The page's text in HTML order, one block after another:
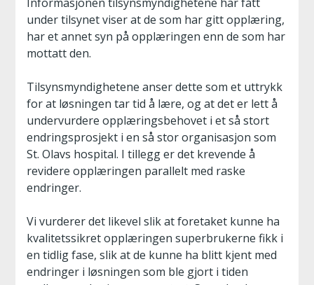
under tilsynet viser at de som har gitt opplæring,
har et annet syn på opplæringen enn de som har
mottatt den.
Tilsynsmyndighetene anser dette som et uttrykk
for at løsningen tar tid å lære, og at det er lett å
undervurdere opplæringsbehovet i et så stort
endringsprosjekt i en så stor organisasjon som
St. Olavs hospital. I tillegg er det krevende å
revidere opplæringen parallelt med raske
endringer.
Vi vurderer det likevel slik at foretaket kunne ha
kvalitetssikret opplæringen superbrukerne fikk i
en tidlig fase, slik at de kunne ha blitt kjent med
endringer i løsningen som ble gjort i tiden